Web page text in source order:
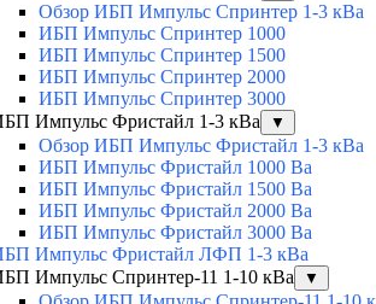
Обзор ИБП Импульс Спринтер 1-3 кВа
ИБП Импульс Спринтер 1000
ИБП Импульс Спринтер 1500
ИБП Импульс Спринтер 2000
ИБП Импульс Спринтер 3000
Импульс Фристайл 1-3 кВа
▼
Обзор ИБП Импульс Фристайл 1-3 кВа
ИБП Импульс Фристайл 1000 Ва
ИБП Импульс Фристайл 1500 Ва
ИБП Импульс Фристайл 2000 Ва
ИБП Импульс Фристайл 3000 Ва
Импульс Фристайл ЛФП 1-3 кВа
Импульс Спринтер-11 1-10 кВа
▼